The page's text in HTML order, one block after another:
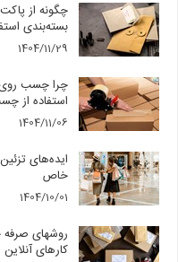
چگونه از
بسته‌بندی
1404/11/29
استفاده از
1404/11/06
ایده‌های
خاص
1404/10/01
روشهای
کارهای آنلاین